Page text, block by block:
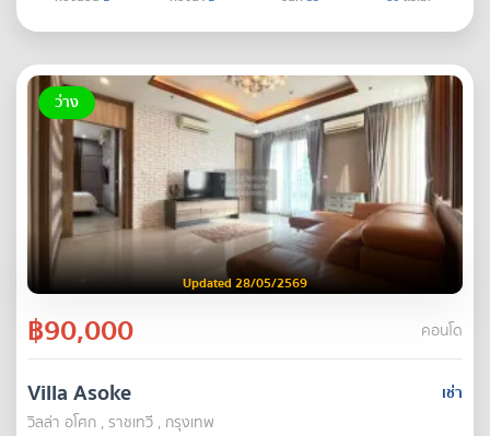
ว่าง
Updated 28/05/2569
฿90,000 คอนโด
เช่า
Villa Asoke
วิลล่า อโศก , ราชเทวี , กรุงเทพ